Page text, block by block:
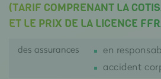
(TARIF COMPRENANT LA
ET LE PRIX DE LA LICENCE
des assurances
en
accident